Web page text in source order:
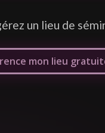
un lieu de
mon lieu